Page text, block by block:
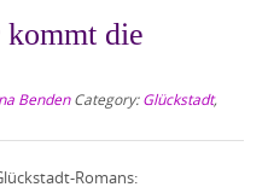
die
BendenCategory: Glückstadt,
Romans: